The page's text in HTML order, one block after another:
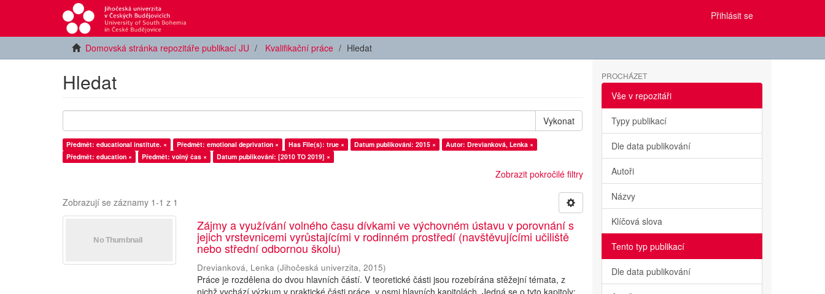
Přihlásit se
Domovská stránka repozitáře publikací JU Kvalifikační práce Hledat
Hledat
Vykonat
Předmět: educational institute. × Předmět: emotional deprivation × Has File(s): true × Datum publikování: 2015 ×
Autor: Drevianková, Lenka ×
Předmět: education ×
Předmět: volný čas × Datum publikování: [2010 TO 2019] ×
Zobrazit pokročilé filtry
Zobrazují se záznamy 1-1 z 1
Zájmy a využívání volného času dívkami ve výchovném ústavu v porovnání s
jejich vrstevnicemi vyrůstajícími v rodinném prostředí (navštěvujícími učiliště
nebo střední odbornou školu)
Drevianková, Lenka (Jihočeská univerzita,2015)
Práce je rozdělena do dvou hlavních částí. V teoretické části jsou rozebírána stěžejní témata, z
nichž vychází výzkum v praktické části práce, v osmi hlavních kapitolách. Jedná se o tyto kapitoly:
PROCHÁZET
Vše v repozitáři
Typy publikací
Dle data publikování
Autoři
Názvy
Klíčová slova
Tento typ publikací
Dle data publikování